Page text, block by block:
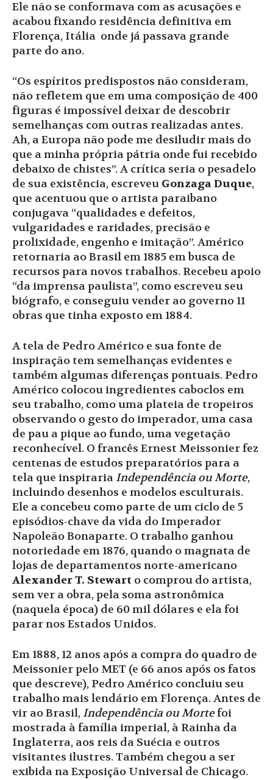
Ele não se conformava com as acusações e
acabou fixando residência definitiva em
Florença, Itália onde já passava grande
parte do ano.
“Os espíritos predispostos não consideram,
não refletem que em uma composição de 400
figuras é impossível deixar de descobrir
semelhanças com outras realizadas antes.
Ah, a Europa não pode me desiludir mais do
que a minha própria pátria onde fui recebido
debaixo de chistes”. A crítica seria o pesadelo
de sua existência, escreveu Gonzaga Duque,
que acentuou que o artista paraibano
conjugava “qualidades e defeitos,
vulgaridades e raridades, precisão e
prolixidade, engenho e imitação”. Américo
retornaria ao Brasil em 1885 em busca de
recursos para novos trabalhos. Recebeu apoio
“da imprensa paulista”, como escreveu seu
biógrafo, e conseguiu vender ao governo 11
obras que tinha exposto em 1884.
A tela de Pedro Américo e sua fonte de
inspiração tem semelhanças evidentes e
também algumas diferenças pontuais. Pedro
Américo colocou ingredientes caboclos em
seu trabalho, como uma plateia de tropeiros
observando o gesto do imperador, uma casa
de pau a pique ao fundo, uma vegetação
reconhecível. O francês Ernest Meissonier fez
centenas de estudos preparatórios para a
tela que inspiraria Independência ou Morte,
incluindo desenhos e modelos esculturais.
Ele a concebeu como parte de um ciclo de 5
episódios-chave da vida do Imperador
Napoleão Bonaparte. O trabalho ganhou
notoriedade em 1876, quando o magnata de
lojas de departamentos norte-americano
Alexander T. Stewart o comprou do artista,
sem ver a obra, pela soma astronômica
(naquela época) de 60 mil dólares e ela foi
parar nos Estados Unidos.
Em 1888, 12 anos após a compra do quadro de
Meissonier pelo MET (e 66 anos após os fatos
que descreve), Pedro Américo concluiu seu
trabalho mais lendário em Florença. Antes de
vir ao Brasil, Independência ou Mortefoi
mostrada à família imperial, à Rainha da
Inglaterra, aos reis da Suécia e outros
visitantes ilustres. Também chegou a ser
exibida na Exposição Universal de Chicago.